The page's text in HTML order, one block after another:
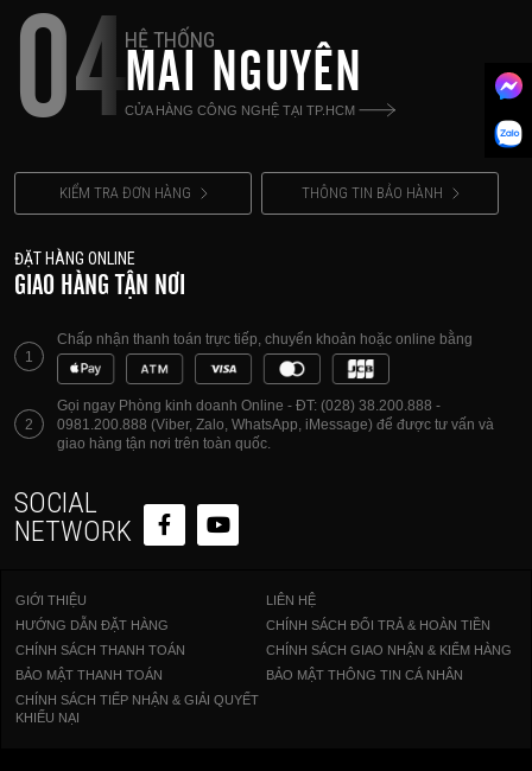
04HỆ THỐNG
MAI NGUYÊN
CỬA HÀNG CÔNG NGHỆ TẠI TP.HCM
KIỂM TRA ĐƠN HÀNG THÔNG TIN BẢO HÀNH
ĐẶT HÀNG ONLINE
GIAO HÀNG TẬN NƠI
1
Chấp nhận thanh toán trực tiếp, chuyển khoản hoặc online bằng
2
Gọi ngay Phòng kinh doanh Online - ĐT: (028) 38.200.888 -
0981.200.888 (Viber, Zalo, WhatsApp, iMessage) để được tư vấn và
giao hàng tận nơi trên toàn quốc.
SOCIAL
NETWORK
GIỚI THIỆU
LIÊN HỆ
HƯỚNG DẪN ĐẶT HÀNG
CHÍNH SÁCH ĐỔI TRẢ & HOÀN TIỀN
CHÍNH SÁCH THANH TOÁN
CHÍNH SÁCH GIAO NHẬN & KIỂM HÀNG
BẢO MẬT THANH TOÁN
BẢO MẬT THÔNG TIN CÁ NHÂN
CHÍNH SÁCH TIẾP NHẬN & GIẢI QUYẾT
KHIẾU NẠI